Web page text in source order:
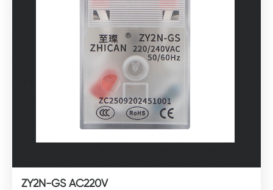
ZY2N-GS AC220V